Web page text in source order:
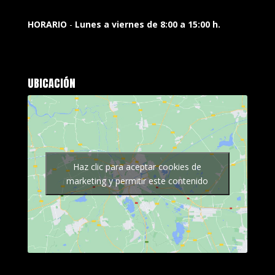
HORARIO - Lunes a viernes de 8:00 a 15:00 h.
UBICACIÓN
Haz clic para aceptar cookies de
marketing y permitir este contenido